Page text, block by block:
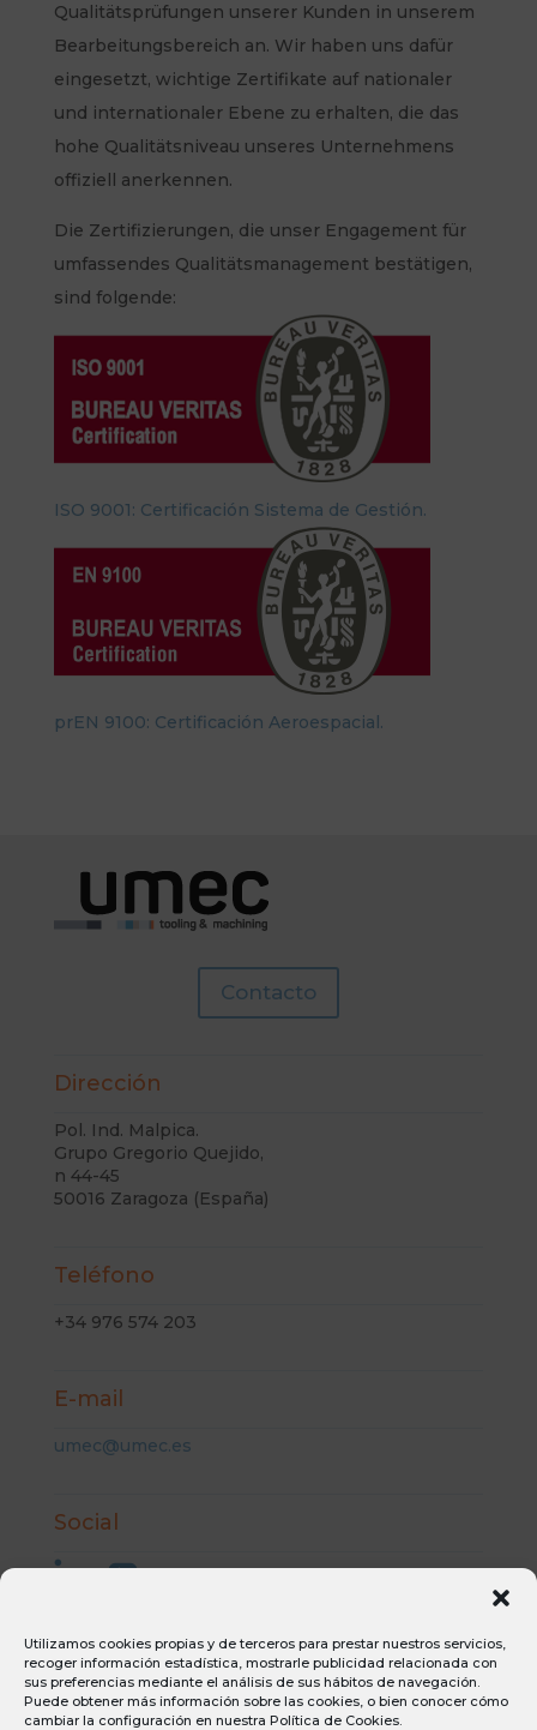
Utilizamos cookies propias y de terceros para prestar nuestros servicios,
recoger información estadística, mostrarle publicidad relacionada con
sus preferencias mediante el análisis de sus hábitos de navegación.
Puede obtener más información sobre las cookies, o bien conocer cómo
cambiar la configuración en nuestra Política de Cookies.
Qualitätsprüfungen unserer Kunden in unserem
Bearbeitungsbereich an. Wir haben uns dafür
eingesetzt, wichtige Zertifikate auf nationaler
und internationaler Ebene zu erhalten, die das
hohe Qualitätsniveau unseres Unternehmens
offiziell anerkennen.
Die Zertifizierungen, die unser Engagement für
umfassendes Qualitätsmanagement bestätigen,
sind folgende:
ISO 9001: Certificación Sistema de Gestión.
prEN 9100: Certificación Aeroespacial.
Contacto
Dirección
Pol. Ind. Malpica.
Grupo Gregorio Quejido,
n 44-45
50016 Zaragoza (España)
Teléfono
+34 976 574 203
E-mail
umec@umec.es
Social
Aviso Legal
Condiciones generales de compra